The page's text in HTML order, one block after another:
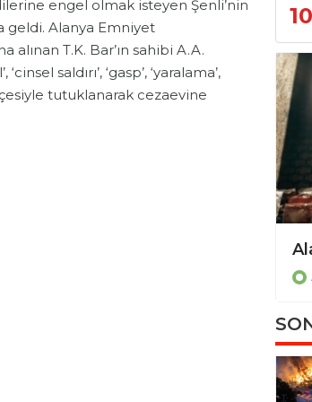
engel olmak isteyen Şenli’nin
geldi. Alanya Emniyet
T.K. Bar’ın sahibi A.A.
saldırı’, ‘gasp’, ‘yaralama’,
tutuklanarak cezaevine
10